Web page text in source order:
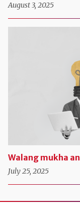
August 3, 2025
Walang mukha
July 25, 2025